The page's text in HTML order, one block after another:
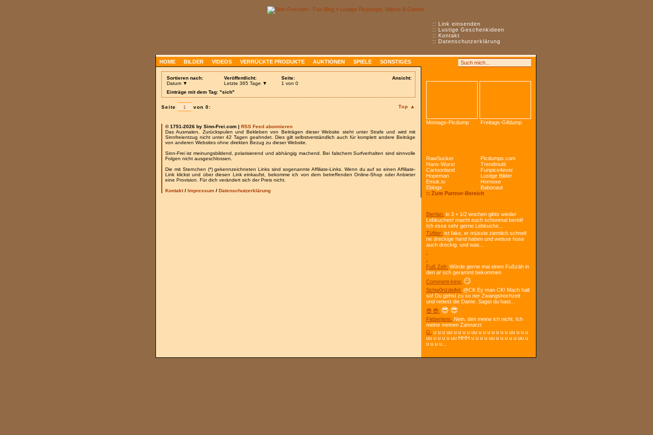
:: Link einsenden
:: Lustige Geschenkideen
:: Kontakt
:: Datenschutzerklärung
HOME BILDER VIDEOS VERRÜCKTE PRODUKTE AUKTIONEN SPIELE SONSTIGES
Ansicht:
Sortieren nach:
Datum ▼
Veröffentlicht:
Letzte 365 Tage ▼
Seite:
1 von 0
Einträge mit dem Tag: "sich"
Top ▲
Seite von 0:
© 1751-2026 by Sinn-Frei.com | RSS Feed abonnieren
Das Ausmalen, Zurückspulen und Bekleben von Beiträgen dieser Website steht unter Strafe und wird mit
Sinnfreientzug nicht unter 42 Tagen geahndet. Dies gilt selbstverständlich auch für komplett andere Beiträge
von anderen Websites ohne direkten Bezug zu dieser Website.
Sinn-Frei ist meinungsbildend, polarisierend und abhängig machend. Bei falschem Surfverhalten sind sinnvolle
Folgen nicht ausgeschlossen.
Die mit Sternchen (*) gekennzeichneten Links sind sogenannte Affiliate-Links. Wenn du auf so einen Affiliate-
Link klickst und über diesen Link einkaufst, bekomme ich von dem betreffenden Online-Shop oder Anbieter
eine Provision. Für dich verändert sich der Preis nicht.
Kontakt/ Impressum / Datenschutzerklärung
Montags-Picdump Freitags-Gifdump
RawSucker
Picdumps.com
Hans-Wurst
Trendmutti
Cartoonland
Funpics4ever
Hopeman
Lustige Bilder
Emok.tv
Hornoxe
Eblogx
Babonaut
:: Zum Partner-Bereich
Bierfan: in 3 + 1/2 wochen gibts wieder
Lebkuchen! macht euch schonmal bereit!
Ich esse sehr gerne Lebkuche...
Tüftler: ist fake, er müsste ziemlich schnell
ne dreckige hand haben und weisse hose
auch dreckig. und was...
:
:
Fuß Zeh: Würde gerne mal einen Fußzäh in
den ar sch gerammt bekommen
Comment-king: 😏
Schw0nzdeifel: @CK Ey man CK! Mach halt
so! Du gehst zu so ner Zwangshochzeit
und rettest die Dame. Sagst du hast...
😎 😎: 😎 😎
Fieberjens: Nein, den meine ich nicht. Ich
meine meinen Zahnarzt
G: u u u uu u u u u uu u u u u u u u uu u u u
uu u u u u uu HHH u u u u uu u u u u u uu u
u u u u...